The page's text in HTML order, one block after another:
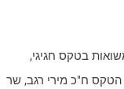
את 14 משיאי המשואות בטקס חגיגי,
ח"כ מירי רגב, שר